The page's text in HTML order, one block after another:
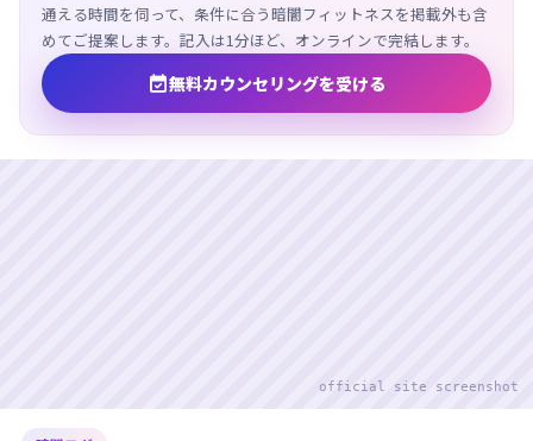
通える時間を伺って、条件に合う暗闇フィットネスを掲載外も含
めてご提案します。記入は1分ほど、オンラインで完結します。
無料カウンセリングを受ける
official site screenshot